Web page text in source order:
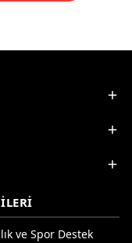
ve Spor Destek